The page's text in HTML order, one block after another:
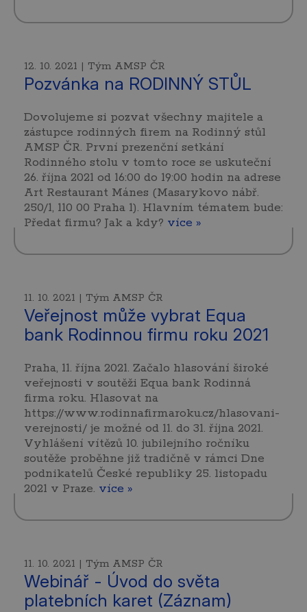
12. 10. 2021 | Tým AMSP ČR
Pozvánka na RODINNÝ STŮL
Dovolujeme si pozvat všechny majitele a
zástupce rodinných firem na Rodinný stůl
AMSP ČR. První prezenční setkání
Rodinného stolu v tomto roce se uskuteční
26. října 2021 od 16:00 do 19:00 hodin na adrese
Art Restaurant Mánes (Masarykovo nábř.
250/1, 110 00 Praha 1). Hlavním tématem bude:
Předat firmu? Jak a kdy? více »
11. 10. 2021 | Tým AMSP ČR
Veřejnost může vybrat Equa
bank Rodinnou firmu roku 2021
Praha, 11. října 2021. Začalo hlasování široké
veřejnosti v soutěži Equa bank Rodinná
firma roku. Hlasovat na
https://www.rodinnafirmaroku.cz/hlasovani-
verejnosti/ je možné od 11. do 31. října 2021.
Vyhlášení vítězů 10. jubilejního ročníku
soutěže proběhne již tradičně v rámci Dne
podnikatelů České republiky 25. listopadu
2021 v Praze. více »
11. 10. 2021 | Tým AMSP ČR
Webinář - Úvod do světa
platebních karet (Záznam)